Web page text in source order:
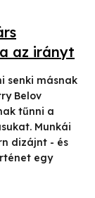
az irányt
senki másnak
Belov
tűnni a
Munkái
dizájnt - és
egy